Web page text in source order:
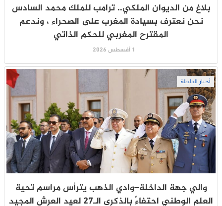
بلاغ من الديوان الملكي.. ترامب للملك محمد السادس
نحن نعترف بسيادة المغرب على الصحراء ، وندعم
المقترح المغربي للحكم الذاتي
1 أغسطس 2026
أخبار الداخلة
والي جهة الداخلة–وادي الذهب يترأس مراسم تحية
العلم الوطني احتفاءً بالذكرى الـ27 لعيد العرش المجيد